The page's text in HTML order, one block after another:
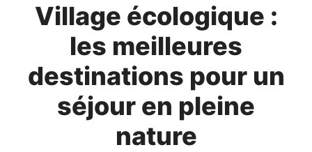
Village écologique :
les meilleures
destinations pour un
séjour en pleine
nature